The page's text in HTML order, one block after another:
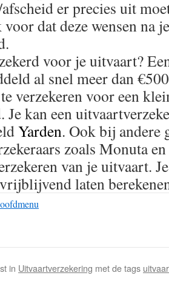
er precies uit
dat deze wensen na
voor je uitvaart?
al snel meer dan
verzekeren voor een
Je kan een
Yarden. Ook bij andere
zoals Monuta
van je uitvaart.
laten
in Uitvaartverzekering met de tags